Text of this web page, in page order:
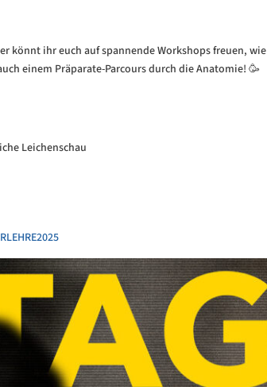
könnt ihr euch auf spannende Workshops freuen, wie
einem Präparate-Parcours durch die Anatomie! 🥳
Leichenschau